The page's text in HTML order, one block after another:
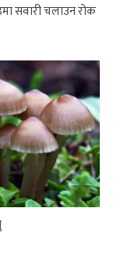
सवारी चलाउन रोक